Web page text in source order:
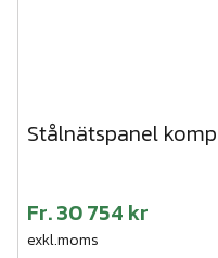
Stålnätspanel
Fr.30 754 kr
exkl.moms